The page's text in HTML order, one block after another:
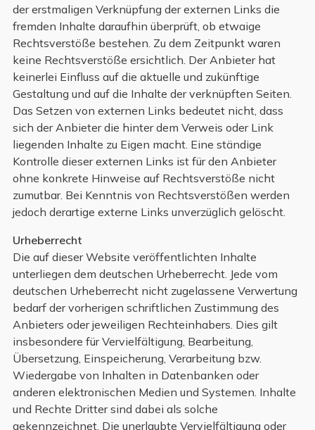
der erstmaligen Verknüpfung der externen Links die
fremden Inhalte daraufhin überprüft, ob etwaige
Rechtsverstöße bestehen. Zu dem Zeitpunkt waren
keine Rechtsverstöße ersichtlich. Der Anbieter hat
keinerlei Einfluss auf die aktuelle und zukünftige
Gestaltung und auf die Inhalte der verknüpften Seiten.
Das Setzen von externen Links bedeutet nicht, dass
sich der Anbieter die hinter dem Verweis oder Link
liegenden Inhalte zu Eigen macht. Eine ständige
Kontrolle dieser externen Links ist für den Anbieter
ohne konkrete Hinweise auf Rechtsverstöße nicht
zumutbar. Bei Kenntnis von Rechtsverstößen werden
jedoch derartige externe Links unverzüglich gelöscht.
Urheberrecht
Die auf dieser Website veröffentlichten Inhalte
unterliegen dem deutschen Urheberrecht. Jede vom
deutschen Urheberrecht nicht zugelassene Verwertung
bedarf der vorherigen schriftlichen Zustimmung des
Anbieters oder jeweiligen Rechteinhabers. Dies gilt
insbesondere für Vervielfältigung, Bearbeitung,
Übersetzung, Einspeicherung, Verarbeitung bzw.
Wiedergabe von Inhalten in Datenbanken oder
anderen elektronischen Medien und Systemen. Inhalte
und Rechte Dritter sind dabei als solche
gekennzeichnet. Die unerlaubte Vervielfältigung oder